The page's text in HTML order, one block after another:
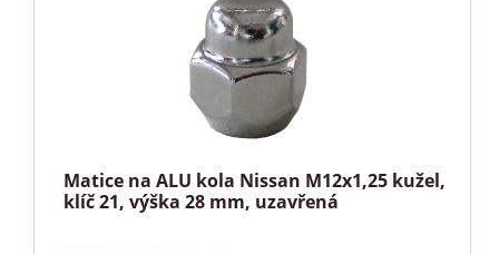
Matice na ALU kola Nissan M12x1,25 kužel,
klíč 21, výška 28 mm, uzavřená